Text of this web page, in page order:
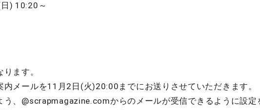
) 10:20～
ます。
メールを11月2日(火)20:00までにお送りさせていただきます。
、@scrapmagazine.comからのメールが受信できるように設定